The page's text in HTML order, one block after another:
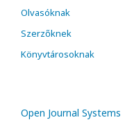
Olvasóknak
Szerzőknek
Könyvtárosoknak
Open Journal Systems